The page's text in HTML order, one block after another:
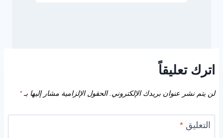
اترك تعليقاً
لن يتم نشر عنوان بريدك الإلكتروني. الحقول الإلزامية مشار إليها بـ*
التعليق *